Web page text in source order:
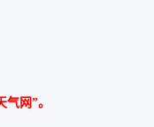
网”。